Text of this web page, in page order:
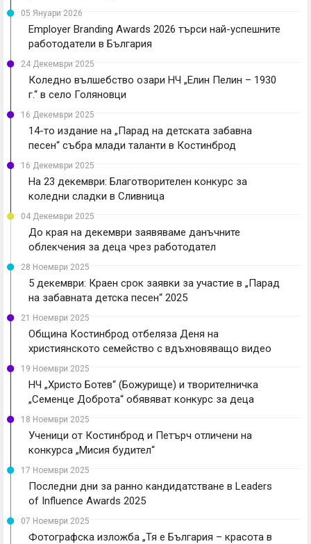
05 Януари 2026
Employer Branding Awards 2026 търси най-успешните
работодатели в България
24 Декември 2025
Коледно вълшебство озари НЧ „Елин Пелин – 1930
г.“ в село Голяновци
16 Декември 2025
14-то издание на „Парад на детската забавна
песен“ събра млади таланти в Костинброд
16 Декември 2025
На 23 декември: Благотворителен конкурс за
коледни сладки в Сливница
04 Декември 2025
До края на декември заявяваме данъчните
облекчения за деца чрез работодател
28 Ноември 2025
5 декември: Краен срок заявки за участие в „Парад
на забавната детска песен“ 2025
21 Ноември 2025
Община Костинброд отбеляза Деня на
християнското семейство с вдъхновяващо видео
19 Ноември 2025
НЧ „Христо Ботев“ (Божурище) и творителничка
„Семенце Доброта“ обявяват конкурс за деца
18 Ноември 2025
Ученици от Костинброд и Петърч отличени на
конкурса „Мисия будител“
17 Ноември 2025
Последни дни за ранно кандидатстване в Leaders
of Influence Awards 2025
07 Ноември 2025
Фотографска изложба „Тя е България – красота в